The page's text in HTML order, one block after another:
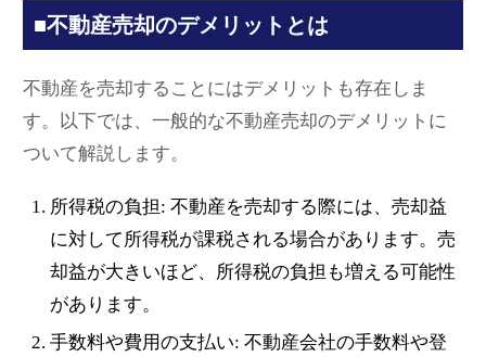
■不動産売却のデメリットとは
不動産を売却することにはデメリットも存在しま
す。以下では、一般的な不動産売却のデメリットに
ついて解説します。
所得税の負担: 不動産を売却する際には、売却益
に対して所得税が課税される場合があります。売
却益が大きいほど、所得税の負担も増える可能性
があります。
手数料や費用の支払い: 不動産会社の手数料や登